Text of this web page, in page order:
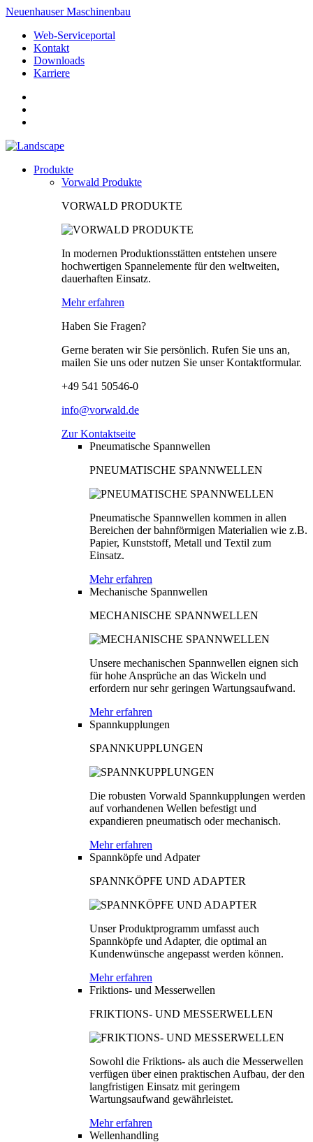
Neuenhauser Maschinenbau
Web-Serviceportal
Kontakt
Downloads
Karriere
Produkte
Vorwald Produkte
VORWALD PRODUKTE
In modernen Produktionsstätten entstehen unsere
hochwertigen Spannelemente für den weltweiten,
dauerhaften Einsatz.
Mehr erfahren
Haben Sie Fragen?
Gerne beraten wir Sie persönlich. Rufen Sie uns an,
mailen Sie uns oder nutzen Sie unser Kontaktformular.
+49 541 50546-0
info@vorwald.de
Zur Kontaktseite
Pneumatische Spannwellen
PNEUMATISCHE SPANNWELLEN
Pneumatische Spannwellen kommen in allen
Bereichen der bahnförmigen Materialien wie z.B.
Papier, Kunststoff, Metall und Textil zum
Einsatz.
Mehr erfahren
Mechanische Spannwellen
MECHANISCHE SPANNWELLEN
Unsere mechanischen Spannwellen eignen sich
für hohe Ansprüche an das Wickeln und
erfordern nur sehr geringen Wartungsaufwand.
Mehr erfahren
Spannkupplungen
SPANNKUPPLUNGEN
Die robusten Vorwald Spannkupplungen werden
auf vorhandenen Wellen befestigt und
expandieren pneumatisch oder mechanisch.
Mehr erfahren
Spannköpfe und Adpater
SPANNKÖPFE UND ADAPTER
Unser Produktprogramm umfasst auch
Spannköpfe und Adapter, die optimal an
Kundenwünsche angepasst werden können.
Mehr erfahren
Friktions- und Messerwellen
FRIKTIONS- UND MESSERWELLEN
Sowohl die Friktions- als auch die Messerwellen
verfügen über einen praktischen Aufbau, der den
langfristigen Einsatz mit geringem
Wartungsaufwand gewährleistet.
Mehr erfahren
Wellenhandling